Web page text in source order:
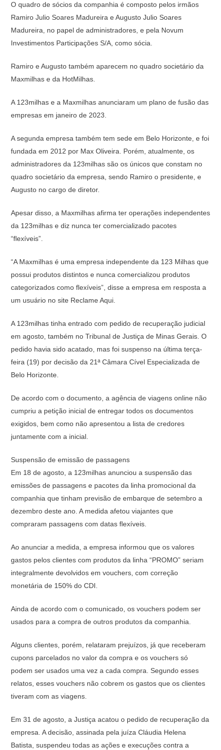
O quadro de sócios da companhia é composto pelos irmãos
Ramiro Julio Soares Madureira e Augusto Julio Soares
Madureira, no papel de administradores, e pela Novum
Investimentos Participações S/A, como sócia.
Ramiro e Augusto também aparecem no quadro societário da
Maxmilhas e da HotMilhas.
A 123milhas e a Maxmilhas anunciaram um plano de fusão das
empresas em janeiro de 2023.
A segunda empresa também tem sede em Belo Horizonte, e foi
fundada em 2012 por Max Oliveira. Porém, atualmente, os
administradores da 123milhas são os únicos que constam no
quadro societário da empresa, sendo Ramiro o presidente, e
Augusto no cargo de diretor.
Apesar disso, a Maxmilhas afirma ter operações independentes
da 123milhas e diz nunca ter comercializado pacotes
“flexíveis”.
“A Maxmilhas é uma empresa independente da 123 Milhas que
possui produtos distintos e nunca comercializou produtos
categorizados como flexíveis”, disse a empresa em resposta a
um usuário no site Reclame Aqui.
A 123milhas tinha entrado com pedido de recuperação judicial
em agosto, também no Tribunal de Justiça de Minas Gerais. O
pedido havia sido acatado, mas foi suspenso na última terça-
feira (19) por decisão da 21ª Câmara Cível Especializada de
Belo Horizonte.
De acordo com o documento, a agência de viagens online não
cumpriu a petição inicial de entregar todos os documentos
exigidos, bem como não apresentou a lista de credores
juntamente com a inicial.
Suspensão de emissão de passagens
Em 18 de agosto, a 123milhas anunciou a suspensão das
emissões de passagens e pacotes da linha promocional da
companhia que tinham previsão de embarque de setembro a
dezembro deste ano. A medida afetou viajantes que
compraram passagens com datas flexíveis.
Ao anunciar a medida, a empresa informou que os valores
gastos pelos clientes com produtos da linha “PROMO” seriam
integralmente devolvidos em vouchers, com correção
monetária de 150% do CDI.
Ainda de acordo com o comunicado, os vouchers podem ser
usados para a compra de outros produtos da companhia.
Alguns clientes, porém, relataram prejuízos, já que receberam
cupons parcelados no valor da compra e os vouchers só
podem ser usados uma vez a cada compra. Segundo esses
relatos, esses vouchers não cobrem os gastos que os clientes
tiveram com as viagens.
Em 31 de agosto, a Justiça acatou o pedido de recuperação da
empresa. A decisão, assinada pela juíza Cláudia Helena
Batista, suspendeu todas as ações e execuções contra a